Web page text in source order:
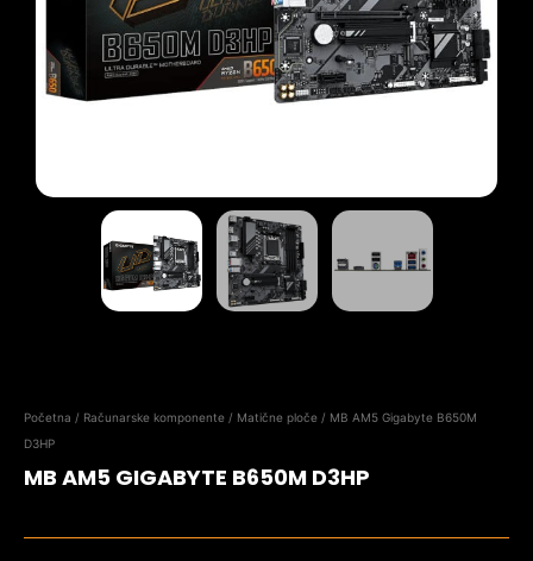
Početna / Računarske komponente / Matične ploče / MB AM5 Gigabyte B650M
D3HP
MB AM5 GIGABYTE B650M D3HP